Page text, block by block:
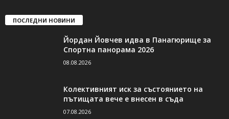
ПОСЛЕДНИ НОВИНИ
Йордан Йовчев идва в Панагюрище за
Спортна панорама 2026
08.08.2026
Колективният иск за състоянието на
пътищата вече е внесен в съда
07.08.2026